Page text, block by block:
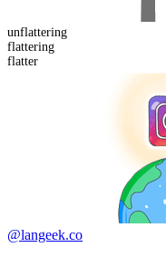
unflattering
flattering
flatter
@langeek.co